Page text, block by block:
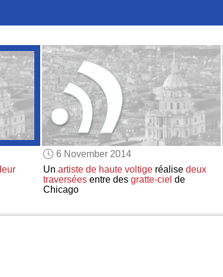
6 November 2014
Un artiste de haute voltigeréalise deux
traverséesentre des gratte-ciel de
Chicago